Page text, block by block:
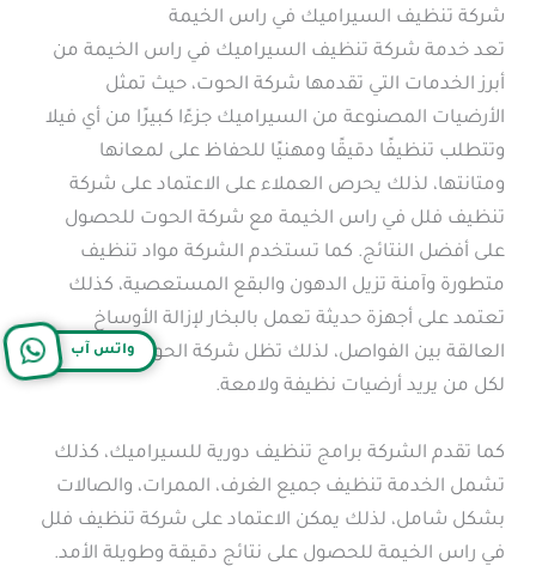
شركة تنظيف السيراميك في راس الخيمة
تعد خدمة شركة تنظيف السيراميك في راس الخيمة من
أبرز الخدمات التي تقدمها شركة الحوت، حيث تمثل
الأرضيات المصنوعة من السيراميك جزءًا كبيرًا من أي فيلا
وتتطلب تنظيفًا دقيقًا ومهنيًا للحفاظ على لمعانها
ومتانتها، لذلك يحرص العملاء على الاعتماد على شركة
تنظيف فلل في راس الخيمة مع شركة الحوت للحصول
على أفضل النتائج. كما تستخدم الشركة مواد تنظيف
متطورة وآمنة تزيل الدهون والبقع المستعصية، كذلك
تعتمد على أجهزة حديثة تعمل بالبخار لإزالة الأوساخ
العالقة بين الفواصل، لذلك تظل شركة الحوت الخيار الأول
لكل من يريد أرضيات نظيفة ولامعة.
كما تقدم الشركة برامج تنظيف دورية للسيراميك، كذلك
تشمل الخدمة تنظيف جميع الغرف، الممرات، والصالات
بشكل شامل، لذلك يمكن الاعتماد على شركة تنظيف فلل
في راس الخيمة للحصول على نتائج دقيقة وطويلة الأمد.
واتس آب